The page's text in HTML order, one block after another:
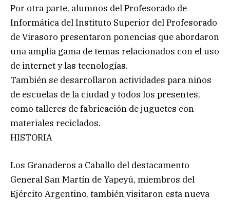
Por otra parte, alumnos del Profesorado de
Informática del Instituto Superior del Profesorado
de Virasoro presentaron ponencias que abordaron
una amplia gama de temas relacionados con el uso
de internet y las tecnologías.
También se desarrollaron actividades para niños
de escuelas de la ciudad y todos los presentes,
como talleres de fabricación de juguetes con
materiales reciclados.
HISTORIA
Los Granaderos a Caballo del destacamento
General San Martín de Yapeyú, miembros del
Ejército Argentino, también visitaron esta nueva